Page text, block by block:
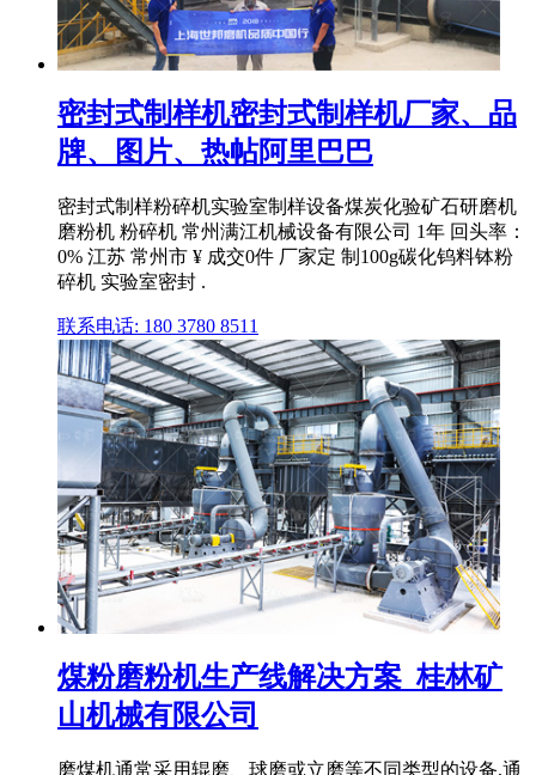
密封式制样机密封式制样机厂家、品
牌、图片、热帖阿里巴巴
密封式制样粉碎机实验室制样设备煤炭化验矿石研磨机
磨粉机 粉碎机 常州满江机械设备有限公司 1年 回头率：
0% 江苏 常州市 ¥ 成交0件 厂家定 制100g碳化钨料钵粉
碎机 实验室密封 .
联系电话: 180 3780 8511
煤粉磨粉机生产线解决方案_桂林矿
山机械有限公司
磨煤机通常采用辊磨、球磨或立磨等不同类型的设备,通